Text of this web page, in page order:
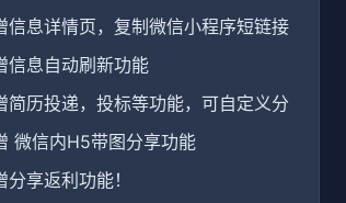
信息详情页，复制微信小程序短链接
信息自动刷新功能
简历投递，投标等功能，可自定义分
微信内H5带图分享功能
分享返利功能！